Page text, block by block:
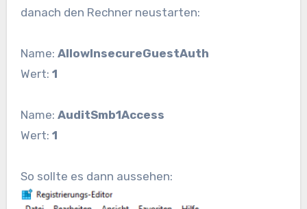
danach den Rechner neustarten:
Name: AllowInsecureGuestAuth
Wert: 1
Name: AuditSmb1Access
Wert: 1
So sollte es dann aussehen: